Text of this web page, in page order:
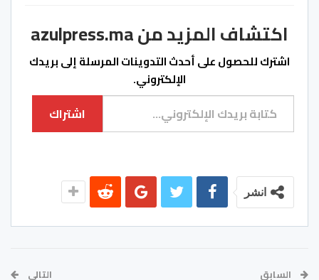
اكتشاف المزيد من azulpress.ma
اشترك للحصول على أحدث التدوينات المرسلة إلى بريدك
الإلكتروني.
كتابة بريدك الإلكتروني...
اشتراك
انشر
السابق التالي